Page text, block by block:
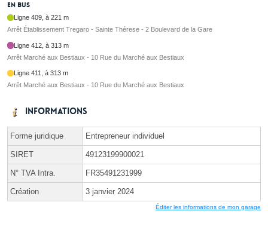
En bus
Ligne 409, à 221 m
Arrêt Établissement Tregaro - Sainte Thérese - 2 Boulevard de la Gare
Ligne 412, à 313 m
Arrêt Marché aux Bestiaux - 10 Rue du Marché aux Bestiaux
Ligne 411, à 313 m
Arrêt Marché aux Bestiaux - 10 Rue du Marché aux Bestiaux
Informations
Forme juridique Entrepreneur individuel
SIRET 49123199900021
N° TVA Intra. FR35491231999
Création 3 janvier 2024
Éditer les informations de mon garage